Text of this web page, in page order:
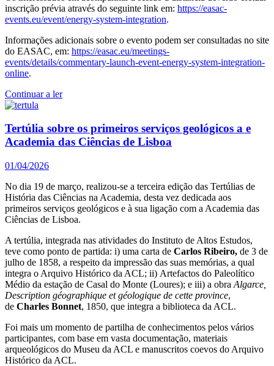
inscrição prévia através do seguinte link em: https://easac-
events.eu/event/energy-system-integration.
Informações adicionais sobre o evento podem ser consultadas no site
do EASAC, em: https://easac.eu/meetings-
events/details/commentary-launch-event-energy-system-integration-
online.
Continuar a ler
Tertúlia sobre os primeiros serviços geológicos a e
Academia das Ciências de Lisboa
01/04/2026
No dia 19 de março, realizou-se a terceira edição das Tertúlias de
História das Ciências na Academia, desta vez dedicada aos
primeiros serviços geológicos e à sua ligação com a Academia das
Ciências de Lisboa.
A tertúlia, integrada nas atividades do Instituto de Altos Estudos,
teve como ponto de partida: i) uma carta de Carlos Ribeiro, de 3 de
julho de 1858, a respeito da impressão das suas memórias, a qual
integra o Arquivo Histórico da ACL; ii) Artefactos do Paleolítico
Médio da estação de Casal do Monte (Loures); e iii) a obra Algarce,
Description géographique et géologique de cette province,
de Charles Bonnet, 1850, que integra a biblioteca da ACL.
Foi mais um momento de partilha de conhecimentos pelos vários
participantes, com base em vasta documentação, materiais
arqueológicos do Museu da ACL e manuscritos coevos do Arquivo
Histórico da ACL.